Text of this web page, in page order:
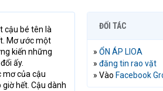
cậu bé tên là
Mơ ước một
kiến những
ấy.
mơ của cậu
hết. Cậu dành
ĐỐI TÁC
» ỔN ÁP LIOA
» đăng tin rao vặt
» Vào Facebook